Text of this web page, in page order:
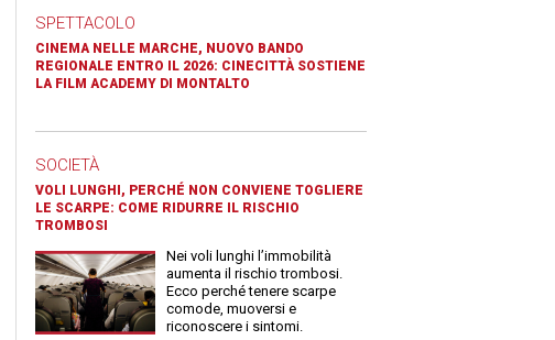
SPETTACOLO
CINEMA NELLE MARCHE, NUOVO BANDO
REGIONALE ENTRO IL 2026: CINECITTÀ SOSTIENE
LA FILM ACADEMY DI MONTALTO
SOCIETÀ
VOLI LUNGHI, PERCHÉ NON CONVIENE TOGLIERE
LE SCARPE: COME RIDURRE IL RISCHIO
TROMBOSI
Nei voli lunghi l’immobilità
aumenta il rischio trombosi.
Ecco perché tenere scarpe
comode, muoversi e
riconoscere i sintomi.